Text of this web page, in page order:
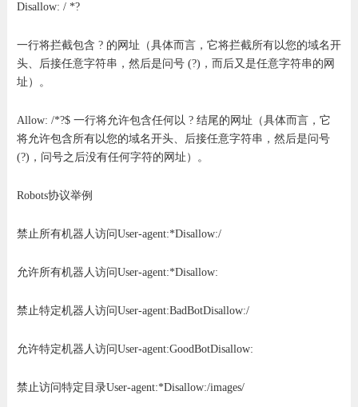
Disallow: / *?
一行将拦截包含 ? 的网址（具体而言，它将拦截所有以您的域名开
头、后接任意字符串，然后是问号 (?)，而后又是任意字符串的网
址）。
Allow: /*?$ 一行将允许包含任何以 ? 结尾的网址（具体而言，它
将允许包含所有以您的域名开头、后接任意字符串，然后是问号
(?)，问号之后没有任何字符的网址）。
Robots协议举例
禁止所有机器人访问User-agent:*Disallow:/
允许所有机器人访问User-agent:*Disallow:
禁止特定机器人访问User-agent:BadBotDisallow:/
允许特定机器人访问User-agent:GoodBotDisallow:
禁止访问特定目录User-agent:*Disallow:/images/